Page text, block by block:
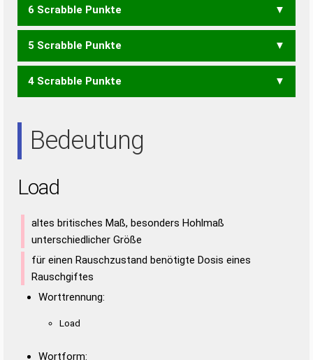
6 Scrabble Punkte
ODAL
5 Scrabble Punkte
DOL
4 Scrabble Punkte
Bedeutung
Load
altes britisches Maß, besonders Hohlmaß
unterschiedlicher Größe
für einen Rauschzustand benötigte Dosis eines
Rauschgiftes
Worttrennung:
Load
Wortform: